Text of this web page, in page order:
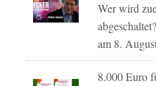
Wer wird
am 8.
8.000 Euro